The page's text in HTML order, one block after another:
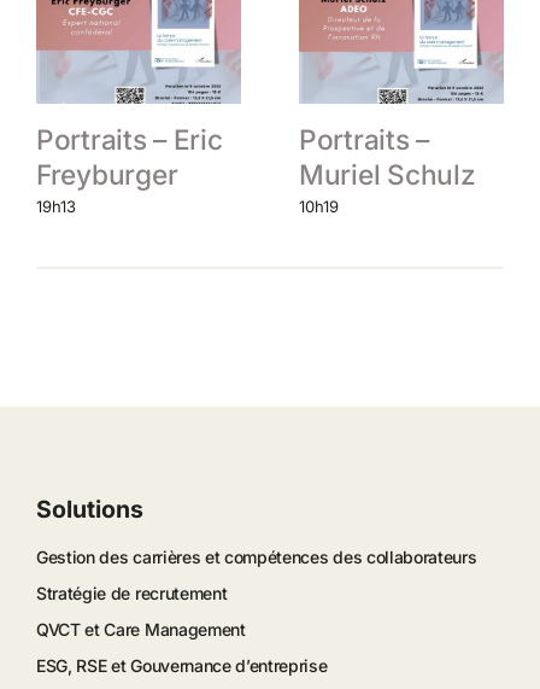
Portraits – Eric
Freyburger
19h13
Portraits –
Muriel Schulz
10h19
Solutions
Gestion des carrières et compétences des collaborateurs
Stratégie de recrutement
QVCT et Care Management
ESG, RSE et Gouvernance d’entreprise